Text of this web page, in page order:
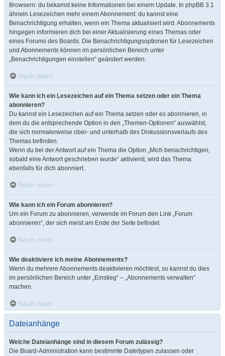
Browsern: du bekamst keine Informationen bei einem Update. In phpBB 3.1
ähneln Lesezeichen mehr einem Abonnement: du kannst eine
Benachrichtigung erhalten, wenn ein Thema aktualisiert wird. Abonnements
hingegen informieren dich bei einer Aktualisierung eines Themas oder
eines Forums des Boards. Die Benachrichtigungsoptionen für Lesezeichen
und Abonnements können im persönlichen Bereich unter
„Benachrichtigungen einstellen“ geändert werden.
Nach oben
Wie kann ich ein Lesezeichen auf ein Thema setzen oder ein Thema
abonnieren?
Du kannst ein Lesezeichen auf ein Thema setzen oder es abonnieren, in
dem du die entsprechende Option in den „Themen-Optionen“ auswählst,
die sich normalerweise ober- und unterhalb des Diskussionsverlaufs des
Themas befinden.
Wenn du bei der Antwort auf ein Thema die Option „Mich benachrichtigen,
sobald eine Antwort geschrieben wurde“ aktivierst, wird das Thema
ebenfalls für dich abonniert.
Nach oben
Wie kann ich ein Forum abonnieren?
Um ein Forum zu abonnieren, verwende im Forum den Link „Forum
abonnieren“, der sich meist am Ende der Seite befindet.
Nach oben
Wie deaktiviere ich meine Abonnements?
Wenn du mehrere Abonnements deaktivieren möchtest, so kannst du dies
im persönlichen Bereich unter „Einstieg“ – „Abonnements verwalten“
machen.
Nach oben
Dateianhänge
Welche Dateianhänge sind in diesem Forum zulässig?
Die Board-Administration kann bestimmte Dateitypen zulassen oder